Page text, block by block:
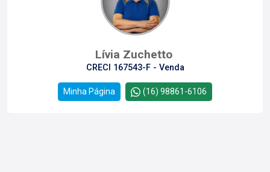
Lívia Zuchetto
CRECI 167543-F - Venda
Minha Página (16) 98861-6106